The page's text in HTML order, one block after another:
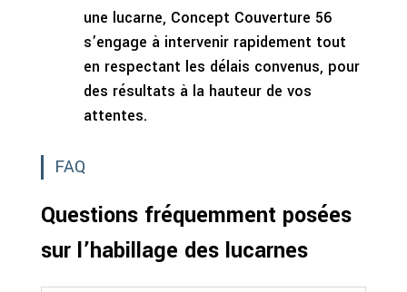
une lucarne, Concept Couverture 56
s’engage à intervenir rapidement tout
en respectant les délais convenus, pour
des résultats à la hauteur de vos
attentes.
FAQ
Questions fréquemment posées
sur l’habillage des lucarnes